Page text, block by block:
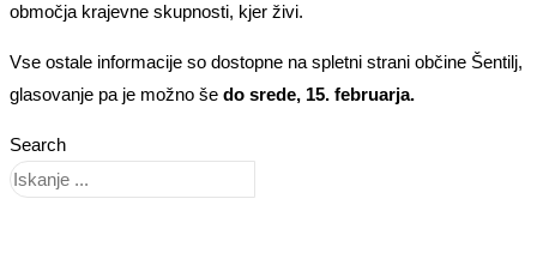
območja krajevne skupnosti, kjer živi.
Vse ostale informacije so dostopne na spletni strani občine Šentilj,
glasovanje pa je možno še do srede, 15. februarja.
Search